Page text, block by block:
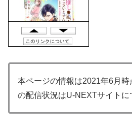
本ページの情報は2021年6月
の配信状況はU-NEXTサイトに